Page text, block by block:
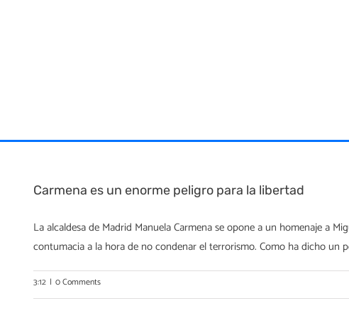
Carmena es un enorme peligro para la libertad
La alcaldesa de Madrid Manuela Carmena se opone a un homenaje a
contumacia a la hora de no condenar el terrorismo. Como ha dicho un
3:12 | 0 Comments